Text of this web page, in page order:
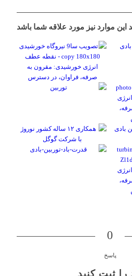
این موارد نیز مورد علاقه شما باشد
0
پاسخ
را ثبت کنید